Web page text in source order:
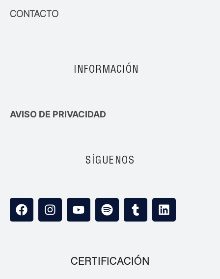
CONTACTO
INFORMACIÓN
AVISO DE PRIVACIDAD
SÍGUENOS
CERTIFICACIÓN